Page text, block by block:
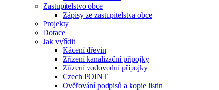
Zastupitelstvo obce
Zápisy ze zastupitelstva obce
Projekty
Dotace
Jak vyřídit
Kácení dřevin
Zřízení kanalizační přípojky
Zřízení vodovodní přípojky
Czech POINT
Ověřování podpisů a kopie listin